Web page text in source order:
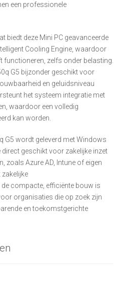
een professionele
biedt deze Mini PC geavanceerde
Cooling Engine, waardoor
functioneren, zelfs onder belasting.
G5 bijzonder geschikt voor
en geluidsniveau
het systeem integratie met
waardoor een volledig
kan worden.
G5 wordt geleverd met Windows
geschikt voor zakelijke inzet
zoals Azure AD, Intune of eigen
compacte, efficiënte bouw is
organisaties die op zoek zijn
en toekomstgerichte